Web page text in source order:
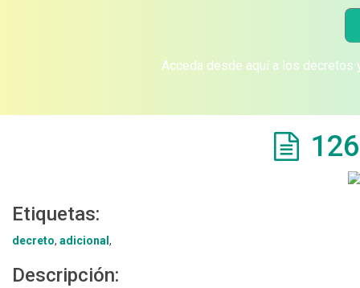
Acceda desde aquí a los
Etiquetas:
decreto, adicional ,
Descripción: